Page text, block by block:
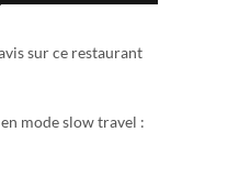
sur ce restaurant
mode slow travel :